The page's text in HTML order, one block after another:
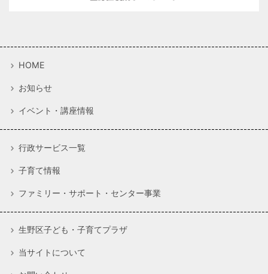
HOME
お知らせ
イベント・講座情報
行政サービス一覧
子育て情報
ファミリー・サポート・センター事業
生野区子ども・子育てプラザ
当サイトについて